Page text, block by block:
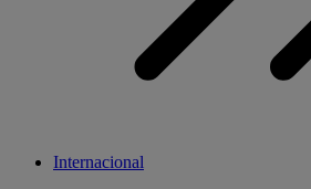
Internacional